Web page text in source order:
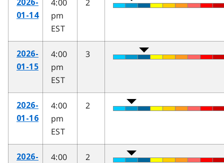
2026-
01-14
4:00
pm
EST
2
2026-
01-15
4:00
pm
EST
3
2026-
01-16
4:00
pm
EST
2
2026-
4:00
2